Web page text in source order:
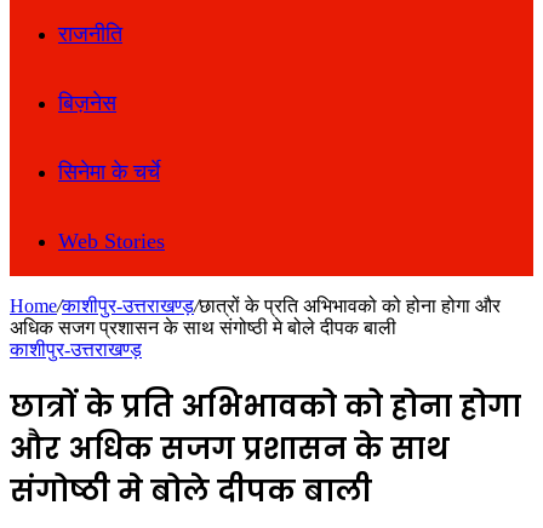
राजनीति
बिज़नेस
सिनेमा के चर्चे
Web Stories
Home/काशीपुर-उत्तराखण्ड़/छात्रों के प्रति अभिभावको को होना होगा और
अधिक सजग प्रशासन के साथ संगोष्ठी मे बोले दीपक बाली
काशीपुर-उत्तराखण्ड़
छात्रों के प्रति अभिभावको को होना होगा
और अधिक सजग प्रशासन के साथ
संगोष्ठी मे बोले दीपक बाली